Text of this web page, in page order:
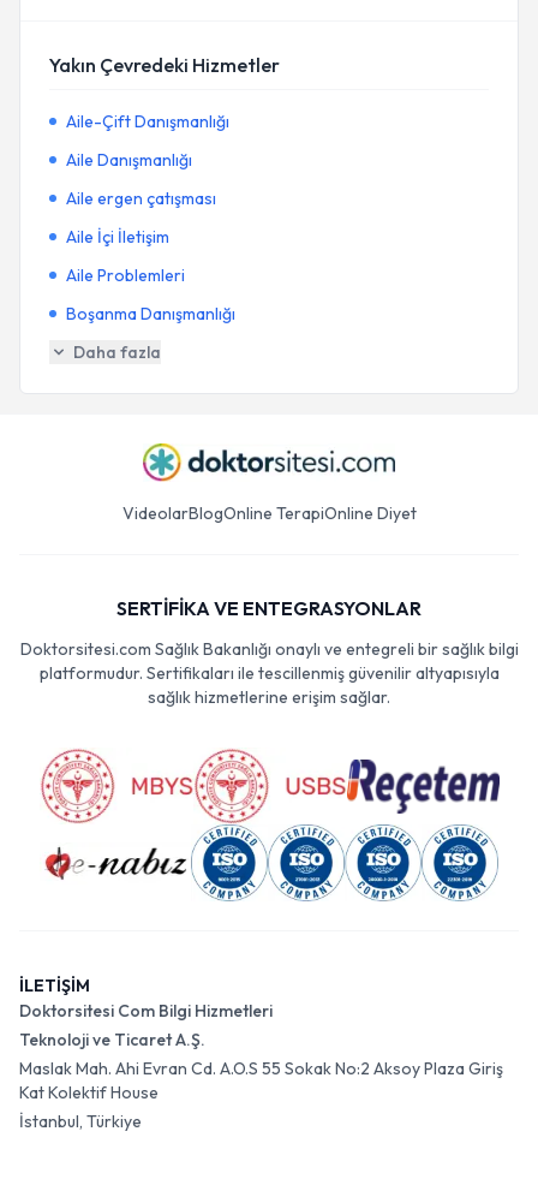
Yakın Çevredeki Hizmetler
Aile-Çift Danışmanlığı
Aile Danışmanlığı
Aile ergen çatışması
Aile İçi İletişim
Aile Problemleri
Boşanma Danışmanlığı
Daha fazla
VideolarBlogOnline TerapiOnline Diyet
SERTİFİKA VE ENTEGRASYONLAR
Doktorsitesi.com Sağlık Bakanlığı onaylı ve entegreli bir sağlık bilgi
platformudur. Sertifikaları ile tescillenmiş güvenilir altyapısıyla
sağlık hizmetlerine erişim sağlar.
İLETİŞİM
Doktorsitesi Com Bilgi Hizmetleri
Teknoloji ve Ticaret A.Ş.
Maslak Mah. Ahi Evran Cd. A.O.S 55 Sokak No:2 Aksoy Plaza Giriş
Kat Kolektif House
İstanbul, Türkiye